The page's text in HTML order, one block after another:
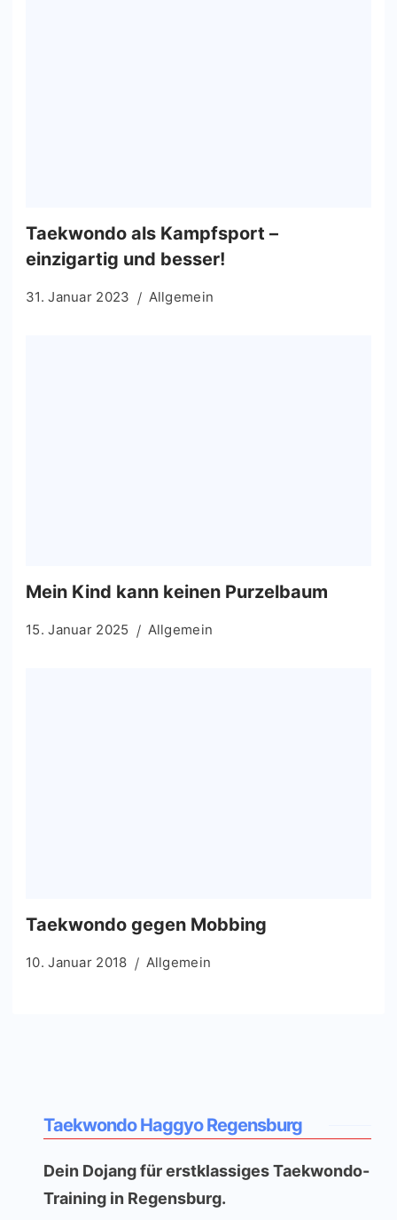
Taekwondo als Kampfsport –
einzigartig und besser!
31. Januar 2023 Allgemein
Mein Kind kann keinen Purzelbaum
15. Januar 2025 Allgemein
Taekwondo gegen Mobbing
10. Januar 2018 Allgemein
Taekwondo Haggyo Regensburg
Dein Dojang für erstklassiges Taekwondo-
Training in Regensburg.